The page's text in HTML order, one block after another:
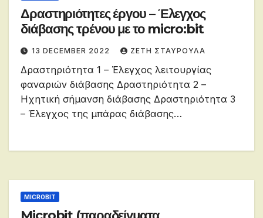
Δραστηριότητες έργου – Έλεγχος
διάβασης τρένου με το micro:bit
13 DECEMBER 2022 ΖΕΤΗ ΣΤΑΥΡΟΥΛΑ
Δραστηριότητα 1 – Έλεγχος λειτουργίας
φαναριών διάβασης Δραστηριότητα 2 –
Ηχητική σήμανση διάβασης Δραστηριότητα 3
– Έλεγχος της μπάρας διάβασης…
MICROBIT